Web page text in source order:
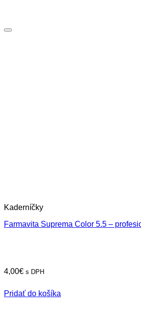
Kaderníčky
Farmavita Suprema Color 5.5 –
4,00€ s DPH
Pridať do košíka